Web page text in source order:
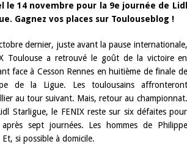
le 14 novembre pour la 9e journée de Lidl
Gagnez vos places sur Toulouseblog !
dernier, juste avant la pause internationale,
Toulouse a retrouvé le goût de la victoire en
face à Cesson Rennes en huitième de finale de
de la Ligue. Les toulousains affronteront
au tour suivant. Mais, retour au championnat.
Starligue, le FENIX reste sur six défaites pour
sept journées. Les hommes de Philippe
si possible à domicile.